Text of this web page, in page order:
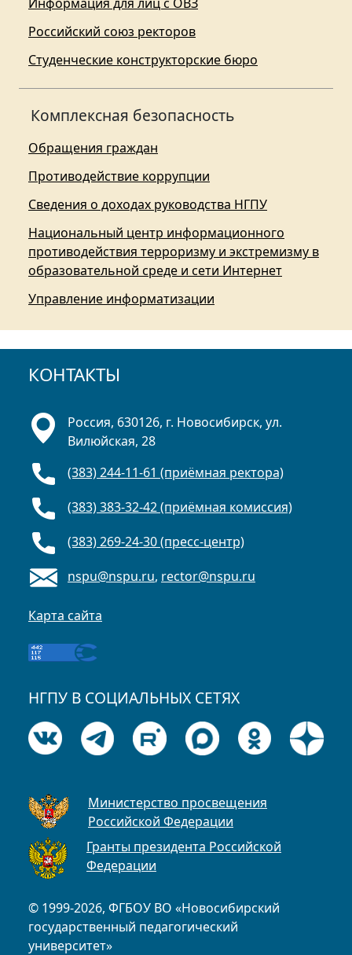
Российский союз ректоров
Студенческие конструкторские бюро
Комплексная безопасность
Обращения граждан
Противодействие коррупции
Сведения о доходах руководства НГПУ
Национальный центр информационного
противодействия терроризму и экстремизму в
образовательной среде и сети Интернет
Управление информатизации
КОНТАКТЫ
© 1999-2026, ФГБОУ ВО «Новосибирский
государственный педагогический
университет»
Россия, 630126, г. Новосибирск, ул.
Вилюйская, 28
(383) 244-11-61 (приёмная ректора)
(383) 383-32-42 (приёмная комиссия)
(383) 269-24-30 (пресс-центр)
nspu@nspu.ru, rector@nspu.ru
Карта сайта
НГПУ В СОЦИАЛЬНЫХ СЕТЯХ
Министерство просвещения
Российской Федерации
Гранты президента Российской
Федерации